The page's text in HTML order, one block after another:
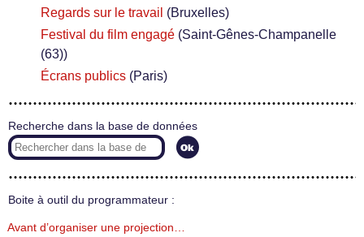
Regards sur le travail (Bruxelles)
Festival du film engagé (Saint-Gênes-Champanelle
(63))
Écrans publics (Paris)
Recherche dans la base de données
Boite à outil du programmateur :
Avant d’organiser une projection…